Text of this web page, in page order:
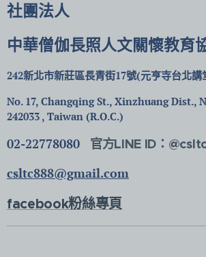
社團法人
中華僧伽長照人文關懷教育
242新北市新莊區長青街17號(元亨寺台北講
No. 17, Changqing St., Xinzhuang Dist.,
242033 , Taiwan (R.O.C.)
02-22778080 官方LINE ID：
csltc888@gmail.com
facebook粉絲專頁